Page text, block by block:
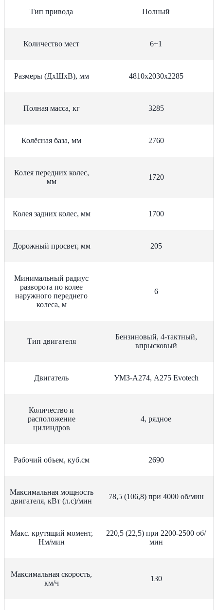
Тип привода Полный
Количество мест 6+1
Размеры (ДхШхВ), мм 4810х2030х2285
Полная масса, кг 3285
Колёсная база, мм 2760
Колея передних колес,
мм
1720
Колея задних колес, мм 1700
Дорожный просвет, мм 205
Минимальный радиус
разворота по колее
наружного переднего
колеса, м
6
Тип двигателя
Бензиновый, 4-тактный,
впрысковый
Двигатель УМЗ-А274, А275 Evotech
Количество и
расположение
цилиндров
4, рядное
Рабочий объем, куб.см 2690
Максимальная мощность
двигателя, кВт (л.с)/мин
78,5 (106,8) при 4000 об/мин
Макс. крутящий момент,
Нм/мин
220,5 (22,5) при 2200-2500 об/
мин
Максимальная скорость,
км/ч
130